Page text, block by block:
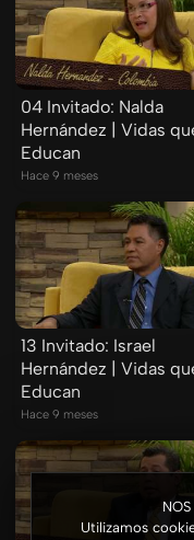
Utilizamos
04 Invitado: Nalda
Hernández | Vidas
Educan
Hace 9 meses
13 Invitado: Israel
Hernández | Vidas
Educan
Hace 9 meses